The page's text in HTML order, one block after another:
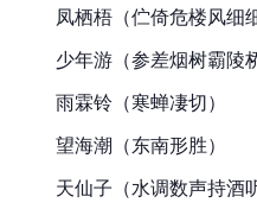
凤栖梧（伫倚危楼风细
少年游（参差烟树霸陵
雨霖铃（寒蝉凄切）
望海潮（东南形胜）
天仙子（水调数声持酒